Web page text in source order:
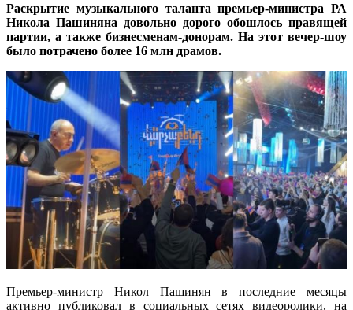
Раскрытие музыкального таланта премьер-министра РА
Никола Пашиняна довольно дорого обошлось правящей
партии, а также бизнесменам-донорам. На этот вечер-шоу
было потрачено более 16 млн драмов.
Премьер-министр Никол Пашинян в последние месяцы
активно публиковал в социальных сетях видеоролики, на